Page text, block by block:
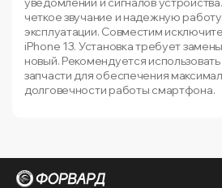
четкое звучание и надежную
эксплуатации. Совместим
iPhone 13. Установка требует
новый. Рекомендуется
запчасти для обеспечения
долговечности работы смартфона.